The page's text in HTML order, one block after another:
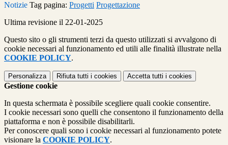
Notizie Tag pagina: Progetti Progettazione
Ultima revisione il 22-01-2025
Questo sito o gli strumenti terzi da questo utilizzati si avvalgono di
cookie necessari al funzionamento ed utili alle finalità illustrate nella
COOKIE POLICY.
Personalizza Rifiuta tutti i cookies Accetta tutti i cookies
Gestione cookie
In questa schermata è possibile scegliere quali cookie consentire.
I cookie necessari sono quelli che consentono il funzionamento della
piattaforma e non è possibile disabilitarli.
Per conoscere quali sono i cookie necessari al funzionamento potete
visionare la COOKIE POLICY.